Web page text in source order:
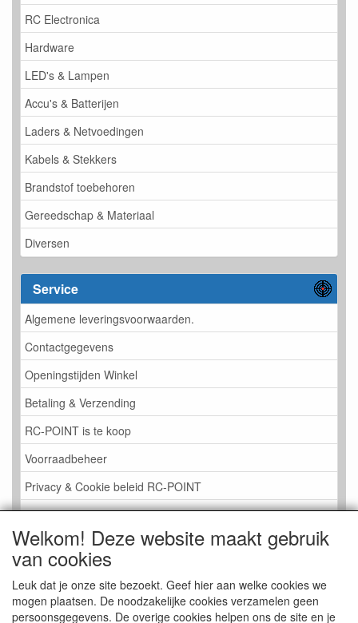
RC Electronica
Hardware
LED's & Lampen
Accu's & Batterijen
Laders & Netvoedingen
Kabels & Stekkers
Brandstof toebehoren
Gereedschap & Materiaal
Diversen
Service
Algemene leveringsvoorwaarden.
Contactgegevens
Openingstijden Winkel
Betaling & Verzending
RC-POINT is te koop
Voorraadbeheer
Privacy & Cookie beleid RC-POINT
LINK PAGINA
Gastenboek RC-POINT
Kijkje in de Winkel
Welkom! Deze website maakt gebruik
van cookies
Leuk dat je onze site bezoekt. Geef hier aan welke cookies we
mogen plaatsen. De noodzakelijke cookies verzamelen geen
persoonsgegevens. De overige cookies helpen ons de site en je